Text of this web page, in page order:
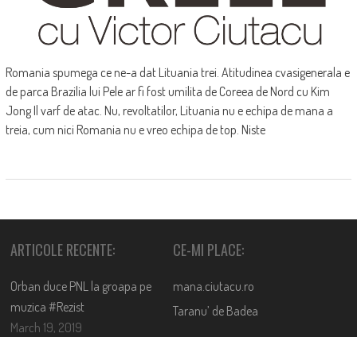
Romania spumega ce ne-a dat Lituania trei. Atitudinea cvasigenerala e
de parca Brazilia lui Pele ar fi fost umilita de Coreea de Nord cu Kim
Jong Il varf de atac. Nu, revoltatilor, Lituania nu e echipa de mana a
treia, cum nici Romania nu e vreo echipa de top. Niste
ARTICOLE RECENTE:
Orban duce PNL la groapa pe
muzica #Rezist
March 19, 2019
CE-MI PLACE:
mana.ciutacu.ro
Taranu’ de Badea